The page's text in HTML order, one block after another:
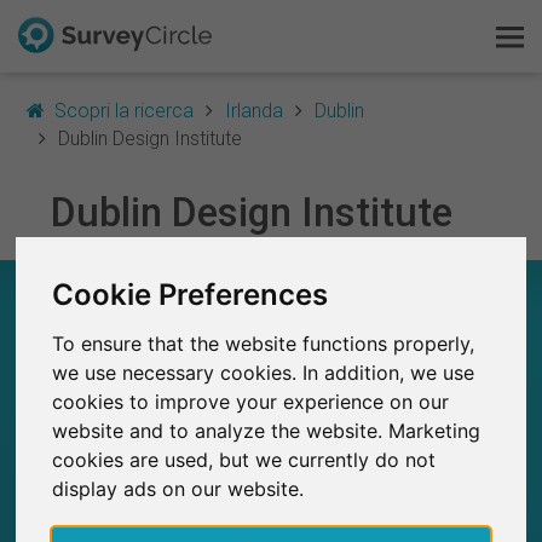
Cookie Preferences
To ensure that the website functions properly,
we use necessary cookies. In addition, we use
cookies to improve your experience on our
website and to analyze the website. Marketing
cookies are used, but we currently do not
display ads on our website.
Scopri la ricerca Irlanda
Dublin
Dublin Design Institute
Dublin Design Institute
DUBLIN DESIGN INSTITUTE – A COLPO
2
Studi pubblicati in precedenza su
SurveyCircle
0
Studi attualmente pubblicati su SurveyCircle
Scopri la ricerca
FAQ
Registrati gratis
Accedi